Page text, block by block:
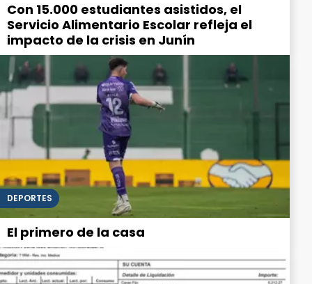
Con 15.000 estudiantes asistidos, el
Servicio Alimentario Escolar refleja el
impacto de la crisis en Junín
DEPORTES
El primero de la casa